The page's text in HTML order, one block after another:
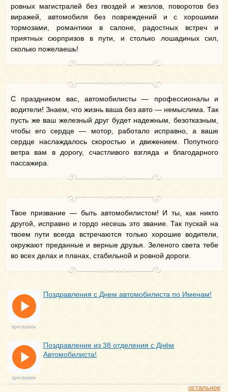
ровных магистралей без гвоздей и жезлов, поворотов без
виражей, автомобиля без повреждений и с хорошими
тормозами, романтики в салоне, радостных встреч и
приятных сюрпризов в пути, и столько лошадиных сил,
сколько пожелаешь!
С праздником вас, автомобилисты — профессионалы и
водители! Знаем, что жизнь ваша без авто — немыслима. Так
пусть же ваш железный друг будет надежным, безотказным,
чтобы его сердце — мотор, работало исправно, а ваше
сердце наслаждалось скоростью и движением. Попутного
ветра вам в дорогу, счастливого взгляда и благодарного
пассажира.
Твое призвание — быть автомобилистом! И ты, как никто
другой, исправно и гордо несешь это звание. Так пускай на
твоем пути всегда встречаются только хорошие водители,
окружают преданные и верные друзья. Зеленого света тебе
во всех делах и планах, стабильной и ровной дороги.
Поздравления с Днем автомобилиста по Именам!
прослушать
Поздравление из 38 отделения с Днём
Автомобилиста!
прослушать
остальное